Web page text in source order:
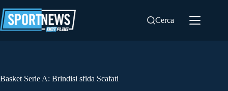
al
contenuto
Cerca
Basket Serie A: Brindisi sfida Scafati